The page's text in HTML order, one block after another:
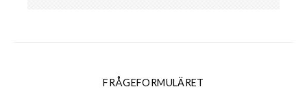
FRÅGEFORMULÄRET